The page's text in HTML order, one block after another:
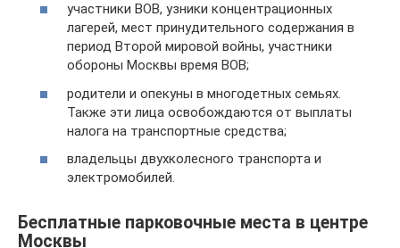
участники ВОВ, узники концентрационных
лагерей, мест принудительного содержания в
период Второй мировой войны, участники
обороны Москвы время ВОВ;
родители и опекуны в многодетных семьях.
Также эти лица освобождаются от выплаты
налога на транспортные средства;
владельцы двухколесного транспорта и
электромобилей.
Бесплатные парковочные места в центре
Москвы